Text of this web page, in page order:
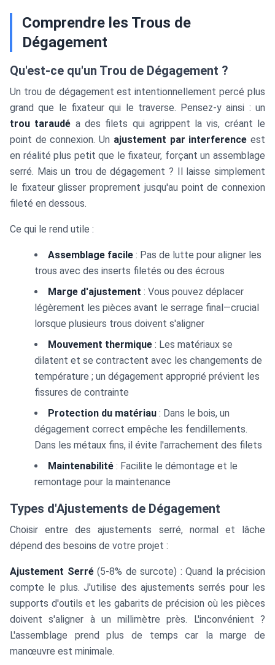
Comprendre les Trous de
Dégagement
Qu'est-ce qu'un Trou de Dégagement ?
Un trou de dégagement est intentionnellement percé plus
grand que le fixateur qui le traverse. Pensez-y ainsi : un
trou taraudé a des filets qui agrippent la vis, créant le
point de connexion. Un ajustement par interference est
en réalité plus petit que le fixateur, forçant un assemblage
serré. Mais un trou de dégagement ? Il laisse simplement
le fixateur glisser proprement jusqu'au point de connexion
fileté en dessous.
Ce qui le rend utile :
Assemblage facile : Pas de lutte pour aligner les
trous avec des inserts filetés ou des écrous
Marge d'ajustement : Vous pouvez déplacer
légèrement les pièces avant le serrage final—crucial
lorsque plusieurs trous doivent s'aligner
Mouvement thermique : Les matériaux se
dilatent et se contractent avec les changements de
température ; un dégagement approprié prévient les
fissures de contrainte
Protection du matériau : Dans le bois, un
dégagement correct empêche les fendillements.
Dans les métaux fins, il évite l'arrachement des filets
Maintenabilité : Facilite le démontage et le
remontage pour la maintenance
Types d'Ajustements de Dégagement
Choisir entre des ajustements serré, normal et lâche
dépend des besoins de votre projet :
Ajustement Serré(5-8% de surcote) : Quand la précision
compte le plus. J'utilise des ajustements serrés pour les
supports d'outils et les gabarits de précision où les pièces
doivent s'aligner à un millimètre près. L'inconvénient ?
L'assemblage prend plus de temps car la marge de
manœuvre est minimale.